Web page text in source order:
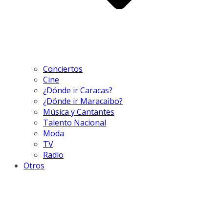
Conciertos
Cine
¿Dónde ir Caracas?
¿Dónde ir Maracaibo?
Música y Cantantes
Talento Nacional
Moda
TV
Radio
Otros